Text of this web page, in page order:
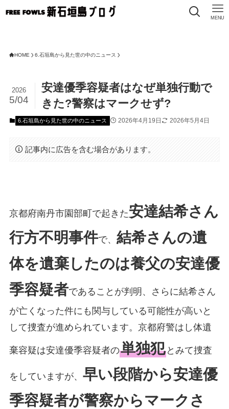
MENU
HOME 6.石垣島から見た世の中のニュース
安達優季容疑者はなぜ単独行動で
きた?警察はマークせず?
2026
5/04
6.石垣島から見た世の中のニュース 2026年4月19日 2026年5月4日
記事内に広告を含む場合があります。
京都府南丹市園部町で起きた安達結希さん
行方不明事件で、 結希さんの遺
体を遺棄したのは養父の安達優
季容疑者であることが判明、さらに結希さん
が亡くなった件にも関与している可能性が高いと
して捜査が進められています。京都府警はし体遺
棄容疑は安達優季容疑者の単独犯とみて捜査
をしていますが、 早い段階から安達優
季容疑者が警察からマークさ